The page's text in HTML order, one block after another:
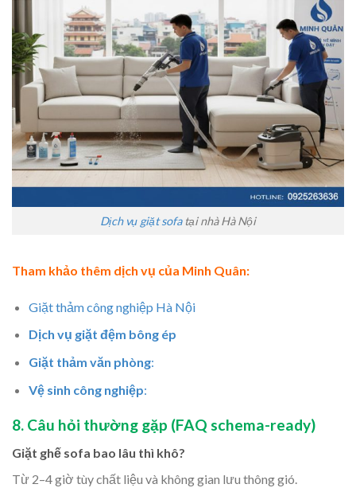
Dịch vụ giặt sofatại nhà Hà Nội
Tham khảo thêm dịch vụ của Minh Quân:
Giặt thảm công nghiệp Hà Nội
Dịch vụ giặt đệm bông ép
Giặt thảm văn phòng:
Vệ sinh công nghiệp:
8. Câu hỏi thường gặp (FAQ schema-ready)
Giặt ghế sofa bao lâu thì khô?
Từ 2–4 giờ tùy chất liệu và không gian lưu thông gió.